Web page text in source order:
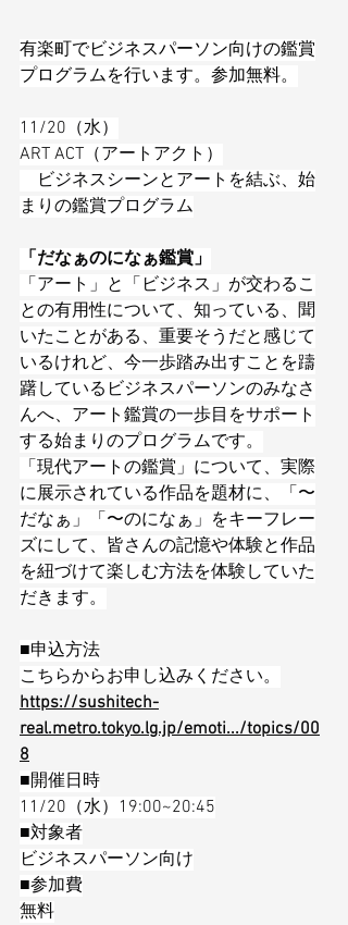
有楽町でビジネスパーソン向けの鑑賞
プログラムを行います。参加無料。
11/20（水）
ART ACT（アートアクト）
ビジネスシーンとアートを結ぶ、始
まりの鑑賞プログラム
「だなぁのになぁ鑑賞」
「アート」と「ビジネス」が交わるこ
との有用性について、知っている、聞
いたことがある、重要そうだと感じて
いるけれど、今一歩踏み出すことを躊
躇しているビジネスパーソンのみなさ
んへ、アート鑑賞の一歩目をサポート
する始まりのプログラムです。
「現代アートの鑑賞」について、実際
に展示されている作品を題材に、「〜
だなぁ」「〜のになぁ」をキーフレー
ズにして、皆さんの記憶や体験と作品
を紐づけて楽しむ方法を体験していた
だきます。
■申込方法
こちらからお申し込みください。
https://sushitech-
real.metro.tokyo.lg.jp/emoti.../topics/00
8
■開催日時
11/20（水）19:00~20:45
■対象者
ビジネスパーソン向け
■参加費
無料